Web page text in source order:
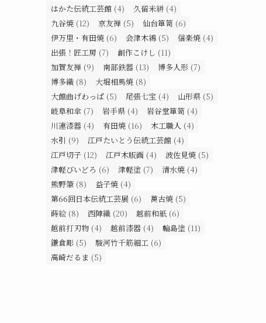
はかた伝統工芸館 (4) 久留米絣 (4)
九谷焼 (12) 京友禅 (5) 仙台箪笥 (6)
伊万里・有田焼 (6) 会津木綿 (5) 信楽焼 (4)
出張！匠工房 (7) 創作こけし (11)
加賀友禅 (9) 南部鉄器 (13) 博多人形 (7)
博多織 (8) 大堀相馬焼 (8)
大館曲げわっぱ (5) 尾張七宝 (4) 山形県 (5)
岐阜和傘 (7) 岩手県 (4) 岩谷堂箪笥 (4)
川連漆器 (4) 有田焼 (16) 木工職人 (4)
水引 (9) 江戸たいとう伝統工芸館 (4)
江戸切子 (12) 江戸木版画 (4) 波佐見焼 (5)
津軽びいどろ (6) 津軽塗 (7) 清水焼 (4)
熊野筆 (8) 益子焼 (4)
第66回日本伝統工芸展 (6) 萬古焼 (5)
蒔絵 (8) 西陣織 (20) 越前和紙 (6)
越前打刃物 (4) 越前漆器 (4) 輪島塗 (11)
鎌倉彫 (5) 駿河竹千筋細工 (6)
高崎だるま (5)